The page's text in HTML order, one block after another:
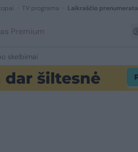
TV programa Laikraščio prenumerata
Premium
skelbimai